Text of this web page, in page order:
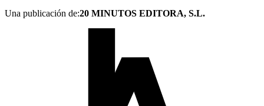
Una publicación de:20 MINUTOS EDITORA, S.L.